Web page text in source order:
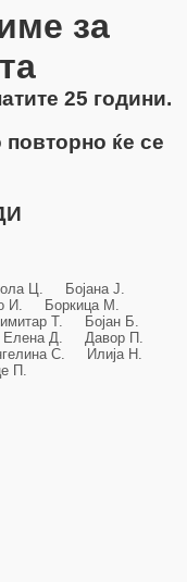
за
25 години.
ќе се
Ц. Бојана Ј.
И. Боркица М.
Т. Бојан Б.
Д. Давор П.
С. Илија Н.
П.